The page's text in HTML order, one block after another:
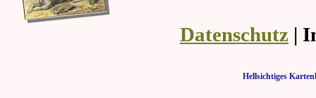
Datenschutz |
Hellsichtiges